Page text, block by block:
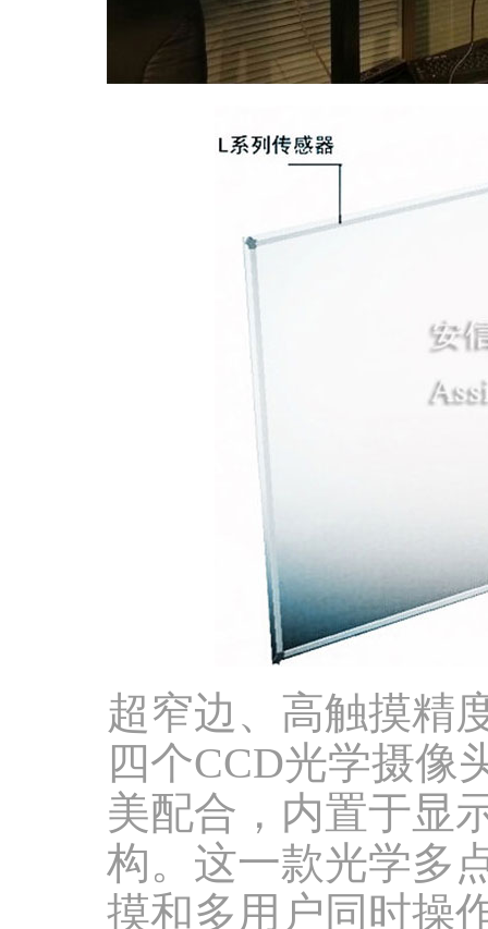
超窄边、高触摸精
四个CCD光学摄像
美配合，内置于显
构。这一款光学多
摸和多用户同时操